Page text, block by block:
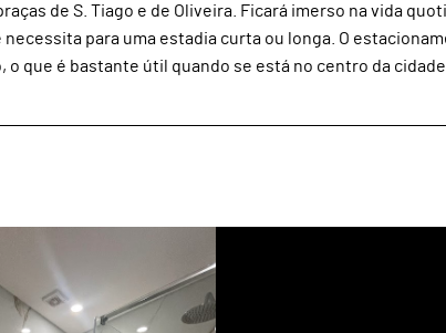
de S. Tiago e de Oliveira. Ficará imerso na vida
para uma estadia curta ou longa. O
que é bastante útil quando se está no centro da cidade.